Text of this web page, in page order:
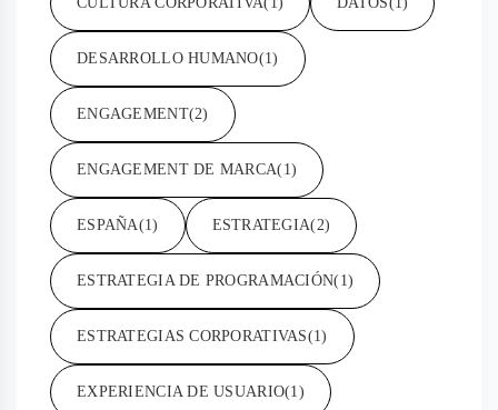
DESARROLLO HUMANO(1)
ENGAGEMENT(2)
ENGAGEMENT DE MARCA(1)
ESPAÑA(1) ESTRATEGIA(2)
ESTRATEGIA DE PROGRAMACIÓN(1)
ESTRATEGIAS CORPORATIVAS(1)
EXPERIENCIA DE USUARIO(1)